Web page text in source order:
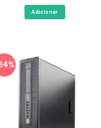
era:
597,00 €.
Adicionar